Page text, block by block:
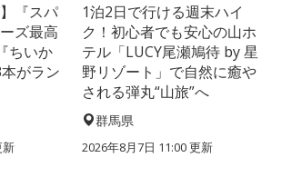
『スパ
ズ最高
ちいか
がラン
新
1泊2日で行ける週末ハイ
ク！初心者でも安心の山ホ
テル「LUCY尾瀬鳩待 by 星
野リゾート」で自然に癒や
される弾丸“山旅”へ
群馬県
2026年8月7日 11:00更新